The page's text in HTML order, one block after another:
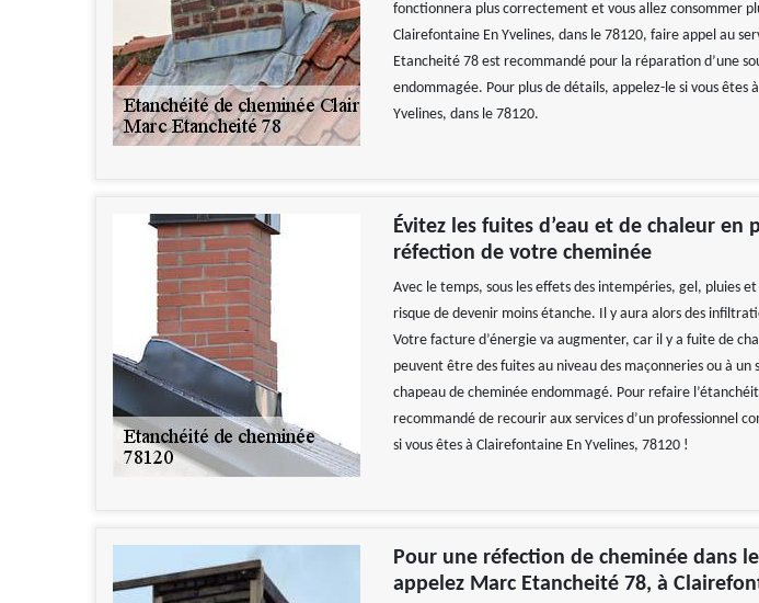
fonctionnera plus correctement et vous allez consommer
Clairefontaine En Yvelines, dans le 78120, faire appel au
Etancheité 78 est recommandé pour la réparation d’une
endommagée. Pour plus de détails, appelez-le si vous êtes
Yvelines, dans le 78120.
Évitez les fuites d’eau et de chaleur en
réfection de votre cheminée
Avec le temps, sous les effets des intempéries, gel, pluies
risque de devenir moins étanche. Il y aura alors des
Votre facture d’énergie va augmenter, car il y a fuite de
peuvent être des fuites au niveau des maçonneries ou à un
chapeau de cheminée endommagé. Pour refaire
recommandé de recourir aux services d’un professionnel
si vous êtes à Clairefontaine En Yvelines, 78120 !
Pour une réfection de cheminée dans
appelez Marc Etancheité 78, à